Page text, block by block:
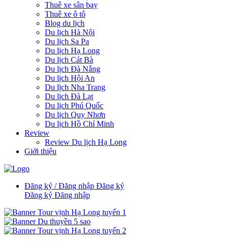
Thuê xe sân bay
Thuê xe ô tô
Blog du lịch
Du lịch Hà Nội
Du lịch Sa Pa
Du lịch Hạ Long
Du lịch Cát Bà
Du lịch Đà Nẵng
Du lịch Hội An
Du lịch Nha Trang
Du lịch Đà Lạt
Du lịch Phú Quốc
Du lịch Quy Nhơn
Du lịch Hồ Chí Minh
Review
Review Du lịch Hạ Long
Giới thiệu
Đăng ký / Đăng nhập Đăng ký
Đăng ký Đăng nhập